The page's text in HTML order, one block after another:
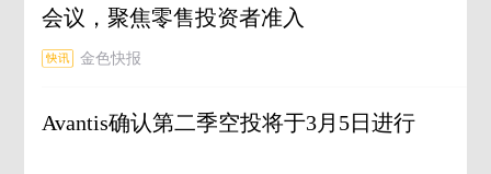
会议，聚焦零售投资者准入
金色快报
Avantis确认第二季空投将于3月5日进行